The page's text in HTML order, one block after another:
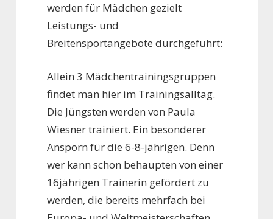
werden für Mädchen gezielt
Leistungs- und
Breitensportangebote durchgeführt:
Allein 3 Mädchentrainingsgruppen
findet man hier im Trainingsalltag.
Die Jüngsten werden von Paula
Wiesner trainiert. Ein besonderer
Ansporn für die 6-8-jährigen. Denn
wer kann schon behaupten von einer
16jährigen Trainerin gefördert zu
werden, die bereits mehrfach bei